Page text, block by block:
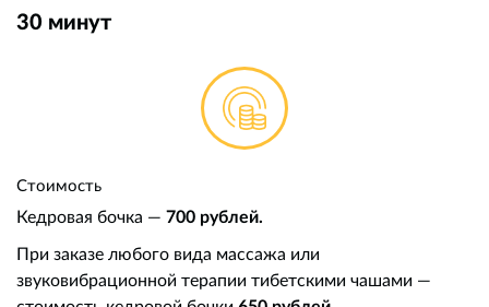
30 минут
Стоимость
Кедровая бочка — 700 рублей.
При заказе любого вида массажа или
звуковибрационной терапии тибетскими чашами —